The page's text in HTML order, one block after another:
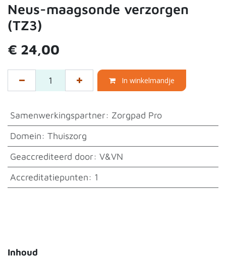
Neus-maagsonde verzorgen
(TZ3)
€ 24,00
In winkelmandje
Samenwerkingspartner: Zorgpad Pro
Domein: Thuiszorg
Geaccrediteerd door: V&VN
Accreditatiepunten: 1
Inhoud